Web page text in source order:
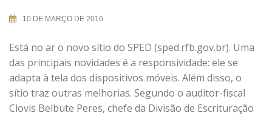
10 DE MARÇO DE 2016
Está no ar o novo sítio do SPED (sped.rfb.gov.br). Uma
das principais novidades é a responsividade: ele se
adapta à tela dos dispositivos móveis. Além disso, o
sítio traz outras melhorias. Segundo o auditor-fiscal
Clovis Belbute Peres, chefe da Divisão de Escrituração